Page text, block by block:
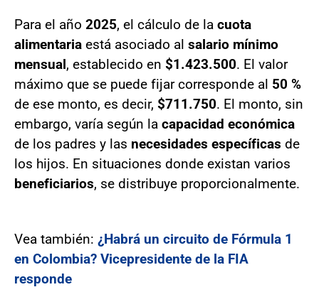
Para el año 2025, el cálculo de la cuota
alimentaria está asociado al salario mínimo
mensual, establecido en $1.423.500. El valor
máximo que se puede fijar corresponde al 50 %
de ese monto, es decir, $711.750. El monto, sin
embargo, varía según la capacidad económica
de los padres y las necesidades específicas de
los hijos. En situaciones donde existan varios
beneficiarios, se distribuye proporcionalmente.
Vea también: ¿Habrá un circuito de Fórmula 1
en Colombia? Vicepresidente de la FIA
responde